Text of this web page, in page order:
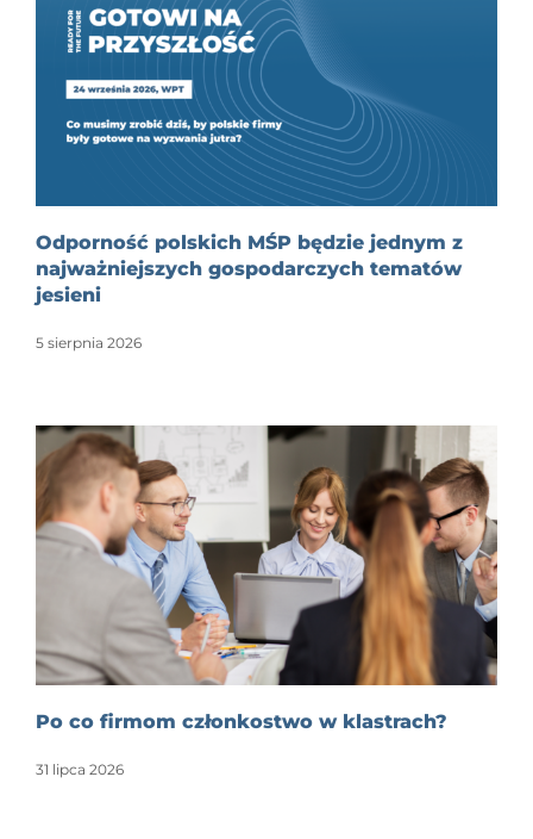
Odporność polskich MŚP będzie jednym z
najważniejszych gospodarczych tematów
jesieni
5 sierpnia 2026
Po co firmom członkostwo w klastrach?
31 lipca 2026